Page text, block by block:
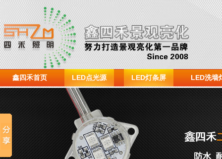
鑫四禾首页 LED点光源 LED灯条屏 LED洗墙